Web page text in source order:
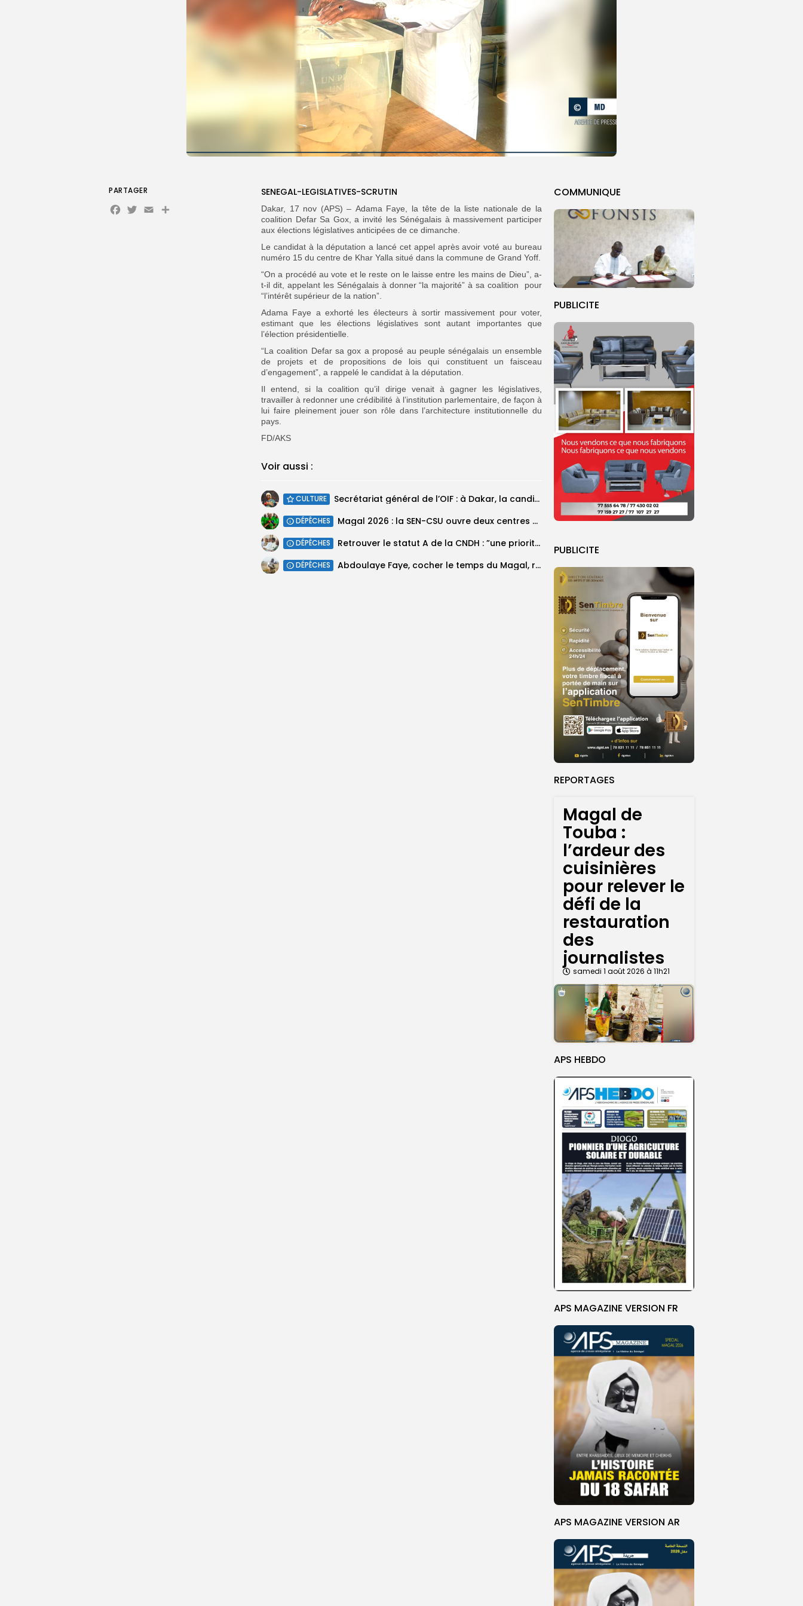
COMMUNIQUE
PUBLICITE
PUBLICITE
REPORTAGES
Magal de
Touba :
l’ardeur des
cuisinières
pour relever le
défi de la
restauration
des
journalistes
samedi 1 août 2026 à 11h21
APS HEBDO
APS MAGAZINE VERSION FR
APS MAGAZINE VERSION AR
SENEGAL-LEGISLATIVES-SCRUTIN
Dakar, 17 nov (APS) – Adama Faye, la tête de la liste nationale de la
coalition Defar Sa Gox, a invité les Sénégalais à massivement participer
aux élections législatives anticipées de ce dimanche.
Le candidat à la députation a lancé cet appel après avoir voté au bureau
numéro 15 du centre de Khar Yalla situé dans la commune de Grand Yoff.
“On a procédé au vote et le reste on le laisse entre les mains de Dieu”, a-
t-il dit, appelant les Sénégalais à donner “la majorité” à sa coalition pour
“l’intérêt supérieur de la nation”.
Adama Faye a exhorté les électeurs à sortir massivement pour voter,
estimant que les élections législatives sont autant importantes que
l’élection présidentielle.
“La coalition Defar sa gox a proposé au peuple sénégalais un ensemble
de projets et de propositions de lois qui constituent un faisceau
d’engagement”, a rappelé le candidat à la députation.
Il entend, si la coalition qu’il dirige venait à gagner les législatives,
travailler à redonner une crédibilité à l’institution parlementaire, de façon à
lui faire pleinement jouer son rôle dans l’architecture institutionnelle du
pays.
FD/AKS
Voir aussi :
CULTURE Secrétariat général de l’OIF : à Dakar, la candidate Coumba Bâ, décline...
DÉPÊCHES Magal 2026 : la SEN-CSU ouvre deux centres d’enrôlement à Touba
DÉPÊCHES Retrouver le statut A de la CNDH : ”une priorité nationale”, selon...
DÉPÊCHES Abdoulaye Faye, cocher le temps du Magal, rêve d’un lendemain meilleur
PARTAGER
Facebook
Twitter
Email